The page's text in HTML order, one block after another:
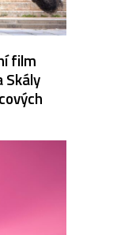
film
Skály